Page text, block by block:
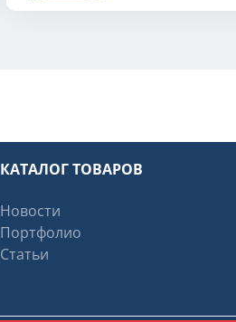
КАТАЛОГ ТОВАРОВ
Новости
Портфолио
Статьи